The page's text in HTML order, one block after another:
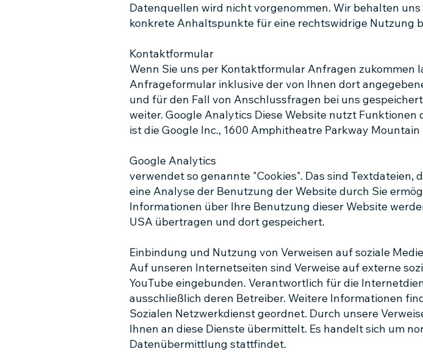
Datenquellen wird nicht vorgenommen. Wir behalten
konkrete Anhaltspunkte für eine rechtswidrige Nutzung
Kontaktformular
Wenn Sie uns per Kontaktformular Anfragen zukommen
Anfrageformular inklusive der von Ihnen dort
und für den Fall von Anschlussfragen bei uns
weiter. Google Analytics Diese Website nutzt
ist die Google Inc., 1600 Amphitheatre Parkway Mountain
Google Analytics
verwendet so genannte "Cookies". Das sind
eine Analyse der Benutzung der Website durch Sie
Informationen über Ihre Benutzung dieser Website
USA übertragen und dort gespeichert.
Einbindung und Nutzung von Verweisen auf soziale
Auf unseren Internetseiten sind Verweise auf externe
YouTube eingebunden. Verantwortlich für die
ausschließlich deren Betreiber. Weitere Informationen
Sozialen Netzwerkdienst geordnet. Durch unsere
Ihnen an diese Dienste übermittelt. Es handelt sich um
Datenübermittlung stattfindet.